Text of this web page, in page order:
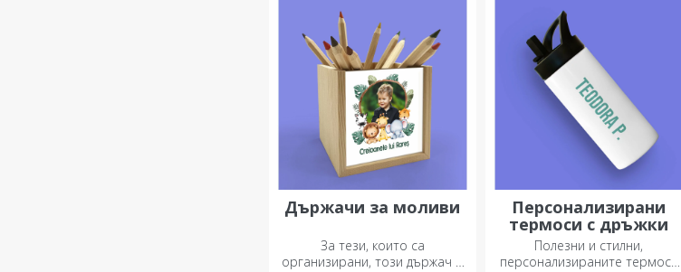
Държачи за моливи
За тези, които са
организирани, този държач е
Персонализирани
термоси с дръжки
Полезни и стилни,
персонализираните термоси